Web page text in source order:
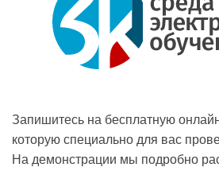
Запишитесь на бесплатную
которую специально для вас
На демонстрации мы подробно